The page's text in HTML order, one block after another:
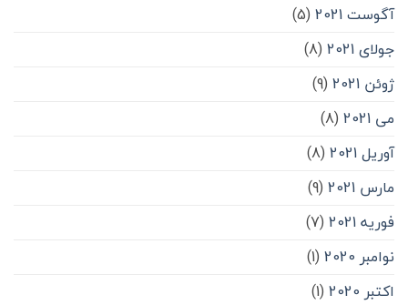
آگوست 2021
(5)
جولای 2021
(8)
ژوئن 2021
(9)
می 2021
(8)
آوریل 2021
(8)
مارس 2021
(9)
فوریه 2021
(7)
نوامبر 2020
(1)
اکتبر 2020
(1)